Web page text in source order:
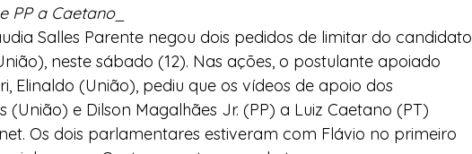
Agricultura Familiar Defesa Civil
Direitos Humanos Esporte
a Caetano_
Salles Parente negou dois pedidos de limitar do candidato
neste sábado (12). Nas ações, o postulante apoiado
Elinaldo (União), pediu que os vídeos de apoio dos
e Dilson Magalhães Jr. (PP) a Luiz Caetano (PT)
Os dois parlamentares estiveram com Flávio no primeiro